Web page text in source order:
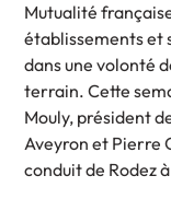
Mutualité
établissements et
dans une volonté
terrain. Cette
Mouly, président
Aveyron et Pierre
conduit de Rodez